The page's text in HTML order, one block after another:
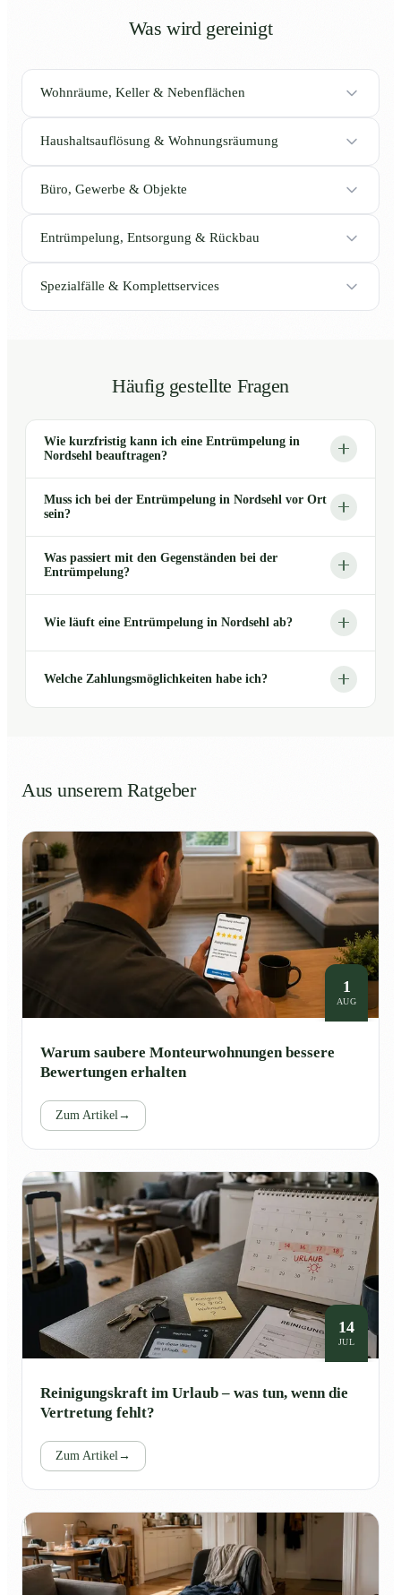
Was wird gereinigt
Wohnräume, Keller & Nebenflächen
Haushaltsauflösung & Wohnungsräumung
Büro, Gewerbe & Objekte
Entrümpelung, Entsorgung & Rückbau
Spezialfälle & Komplettservices
Häufig gestellte Fragen
Wie kurzfristig kann ich eine Entrümpelung in
Nordsehl beauftragen?
Muss ich bei der Entrümpelung in Nordsehl vor Ort
sein?
Was passiert mit den Gegenständen bei der
Entrümpelung?
Wie läuft eine Entrümpelung in Nordsehl ab?
Welche Zahlungsmöglichkeiten habe ich?
Aus unserem Ratgeber
1
AUG
Warum saubere Monteurwohnungen bessere
Bewertungen erhalten
Zum Artikel →
14
JUL
Reinigungskraft im Urlaub – was tun, wenn die
Vertretung fehlt?
Zum Artikel →